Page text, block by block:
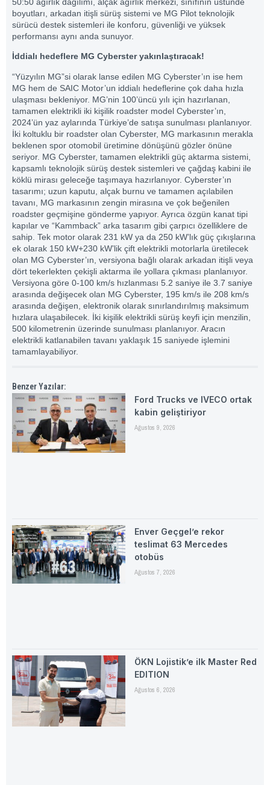
boyutları, arkadan itişli sürüş sistemi ve MG Pilot teknolojik
sürücü destek sistemleri ile konforu, güvenliği ve yüksek
performansı aynı anda sunuyor.
İddialı hedeflere MG Cyberster yakınlaştıracak!
“Yüzyılın MG”si olarak lanse edilen MG Cyberster’ın ise hem
MG hem de SAIC Motor’un iddialı hedeflerine çok daha hızla
ulaşması bekleniyor. MG’nin 100’üncü yılı için hazırlanan,
tamamen elektrikli iki kişilik roadster model Cyberster’ın,
2024’ün yaz aylarında Türkiye’de satışa sunulması planlanıyor.
İki koltuklu bir roadster olan Cyberster, MG markasının merakla
beklenen spor otomobil üretimine dönüşünü gözler önüne
seriyor. MG Cyberster, tamamen elektrikli güç aktarma sistemi,
kapsamlı teknolojik sürüş destek sistemleri ve çağdaş kabini ile
köklü mirası geleceğe taşımaya hazırlanıyor. Cyberster’ın
tasarımı; uzun kaputu, alçak burnu ve tamamen açılabilen
tavanı, MG markasının zengin mirasına ve çok beğenilen
roadster geçmişine gönderme yapıyor. Ayrıca özgün kanat tipi
kapılar ve “Kammback” arka tasarım gibi çarpıcı özelliklere de
sahip. Tek motor olarak 231 kW ya da 250 kW’lık güç çıkışlarına
ek olarak 150 kW+230 kW’lik çift elektrikli motorlarla üretilecek
olan MG Cyberster’ın, versiyona bağlı olarak arkadan itişli veya
dört tekerlekten çekişli aktarma ile yollara çıkması planlanıyor.
Versiyona göre 0-100 km/s hızlanması 5.2 saniye ile 3.7 saniye
arasında değişecek olan MG Cyberster, 195 km/s ile 208 km/s
arasında değişen, elektronik olarak sınırlandırılmış maksimum
hızlara ulaşabilecek. İki kişilik elektrikli sürüş keyfi için menzilin,
500 kilometrenin üzerinde sunulması planlanıyor. Aracın
elektrikli katlanabilen tavanı yaklaşık 15 saniyede işlemini
tamamlayabiliyor.
Benzer Yazılar:
Ford Trucks ve IVECO ortak
kabin geliştiriyor
Ağustos 9, 2026
Enver Geçgel’e rekor
teslimat 63 Mercedes
otobüs
Ağustos 7, 2026
ÖKN Lojistik’e ilk Master Red
EDITION
Ağustos 6, 2026